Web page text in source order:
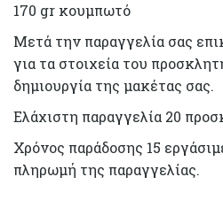
170 gr κουμπωτό
Μετά την παραγγελία σας
για τα στοιχεία του
δημιουργία της μακέτας σας.
Ελάχιστη παραγγελία 20
Χρόνος παράδοσης 15
πληρωμή της παραγγελίας.